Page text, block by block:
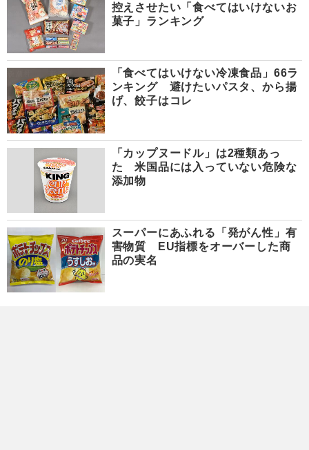
控えさせたい「食べてはいけないお
菓子」ランキング
「食べてはいけない冷凍食品」66ラ
ンキング 避けたいパスタ、から揚
げ、餃子はコレ
「カップヌードル」は2種類あっ
た 米国品には入っていない危険な
添加物
スーパーにあふれる「発がん性」有
害物質 EU指標をオーバーした商
品の実名